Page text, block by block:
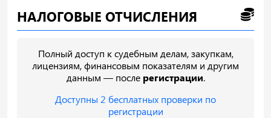
НАЛОГОВЫЕ ОТЧИСЛЕНИЯ
Полный доступ к судебным делам, закупкам,
лицензиям, финансовым показателям и другим
данным — после регистрации.
Доступны 2 бесплатных проверки по
регистрации